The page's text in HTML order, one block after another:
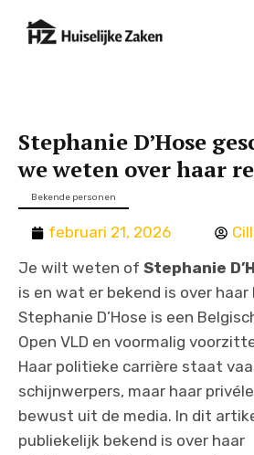
Stephanie D’Hose
we weten over haar
Bekende personen
februari 21, 2026
Je wilt weten of Stephanie
is en wat er bekend is over
Stephanie D’Hose is een
Open VLD en voormalig
Haar politieke carrière staat
schijnwerpers, maar haar
bewust uit de media. In dit
publiekelijk bekend is over haar